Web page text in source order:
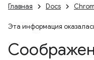
Главная Docs
Эта информация